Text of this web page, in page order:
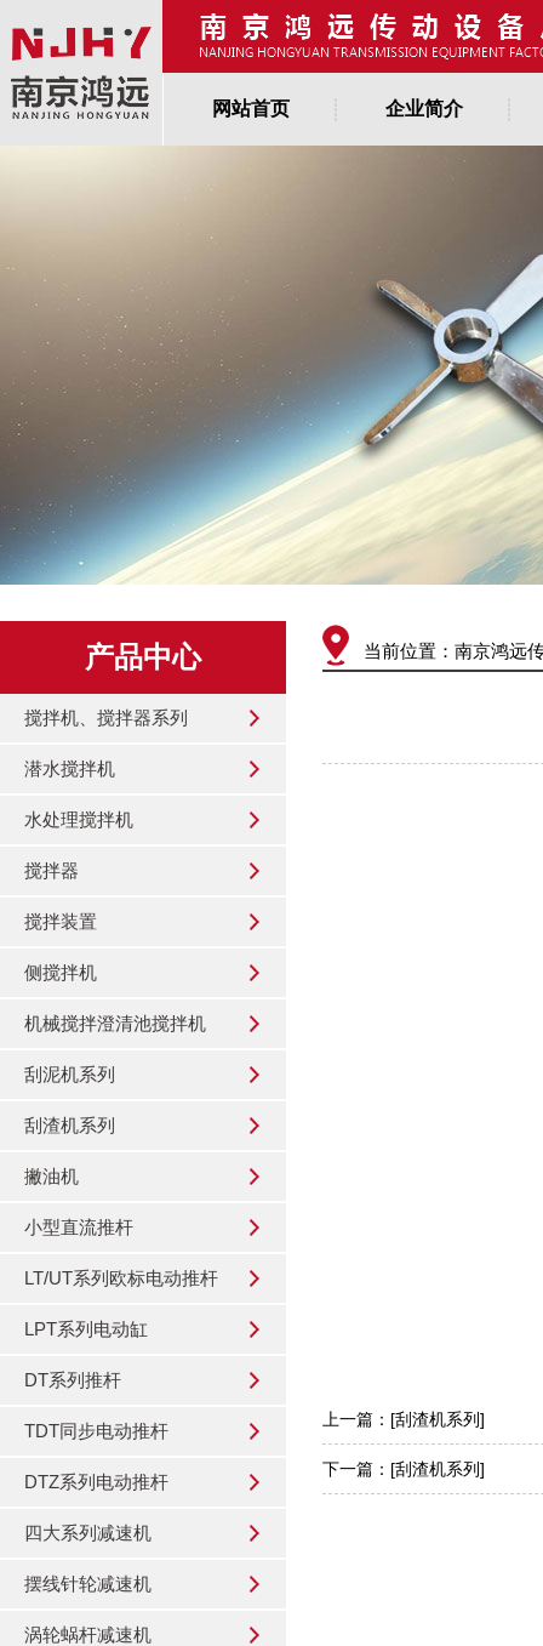
网站首页 企业简介
产品中心
搅拌机、搅拌器系列
潜水搅拌机
水处理搅拌机
搅拌器
搅拌装置
侧搅拌机
机械搅拌澄清池搅拌机
刮泥机系列
刮渣机系列
撇油机
小型直流推杆
LT/UT系列欧标电动推杆
LPT系列电动缸
DT系列推杆
TDT同步电动推杆
DTZ系列电动推杆
四大系列减速机
摆线针轮减速机
涡轮蜗杆减速机
当前位置： 南京鸿远
上一篇： [刮渣机系列]
下一篇： [刮渣机系列]